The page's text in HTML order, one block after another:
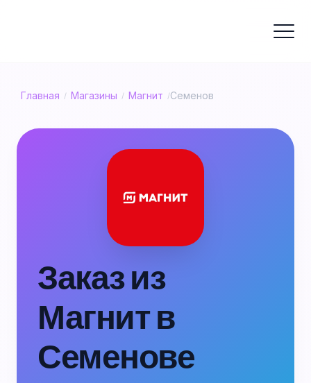
Главная / Магазины / Магнит /Семенов
Заказ из
Магнит в
Семенове